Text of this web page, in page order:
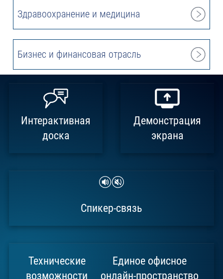
Здравоохранение и медицина
Бизнес и финансовая отрасль
Интерактивная
доска
Демонстрация
экрана
Спикер-связь
Технические
возможности
Единое офисное
онлайн-пространство